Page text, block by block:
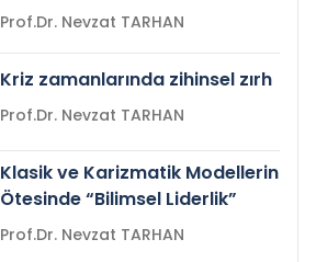
Prof.Dr. Nevzat TARHAN
Kriz zamanlarında zihinsel zırh
Prof.Dr. Nevzat TARHAN
Klasik ve Karizmatik Modellerin
Ötesinde “Bilimsel Liderlik”
Prof.Dr. Nevzat TARHAN